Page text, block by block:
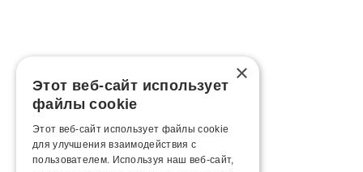
×
Этот веб-сайт использует
файлы cookie
Этот веб-сайт использует файлы cookie
для улучшения взаимодействия с
пользователем. Используя наш веб-сайт,